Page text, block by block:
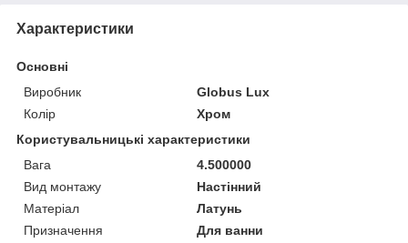
Характеристики
Основні
Виробник
Globus Lux
Колір
Хром
Користувальницькі характеристики
Вага
4.500000
Вид монтажу
Настінний
Матеріал
Латунь
Призначення
Для ванни